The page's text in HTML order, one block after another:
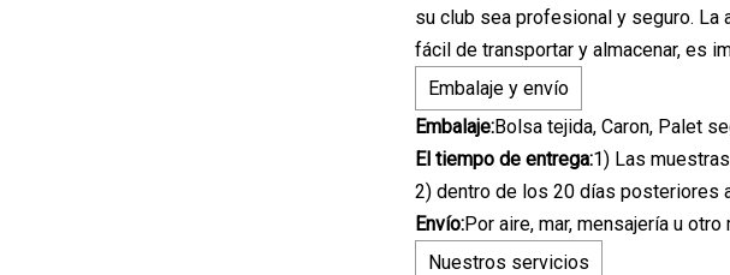
su club sea profesional y seguro.
fácil de transportar y almacenar, es
Embalaje y envío
Embalaje:Bolsa tejida, Caron, Palet
El tiempo de entrega:1) Las
2) dentro de los 20 días posteriores
Envío:Por aire, mar, mensajería u
Nuestros servicios